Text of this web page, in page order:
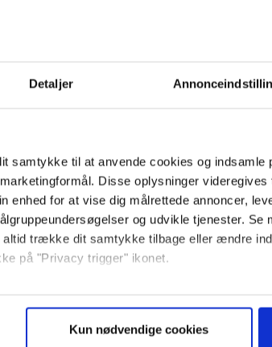
Detaljer
samtykke til at anvende cookies og indsamle
Disse oplysninger
enhed for at vise dig målrettede annoncer,
og udvikle tjenester. Se
trække dit samtykke tilbage eller ændre
på "Privacy trigger" ikonet.
på en scanning af dens unikke karakteristika
Kun nødvendige cookies